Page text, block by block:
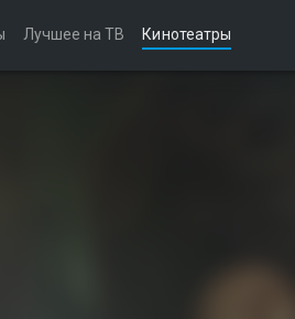
Лучшее на ТВ Кинотеатры